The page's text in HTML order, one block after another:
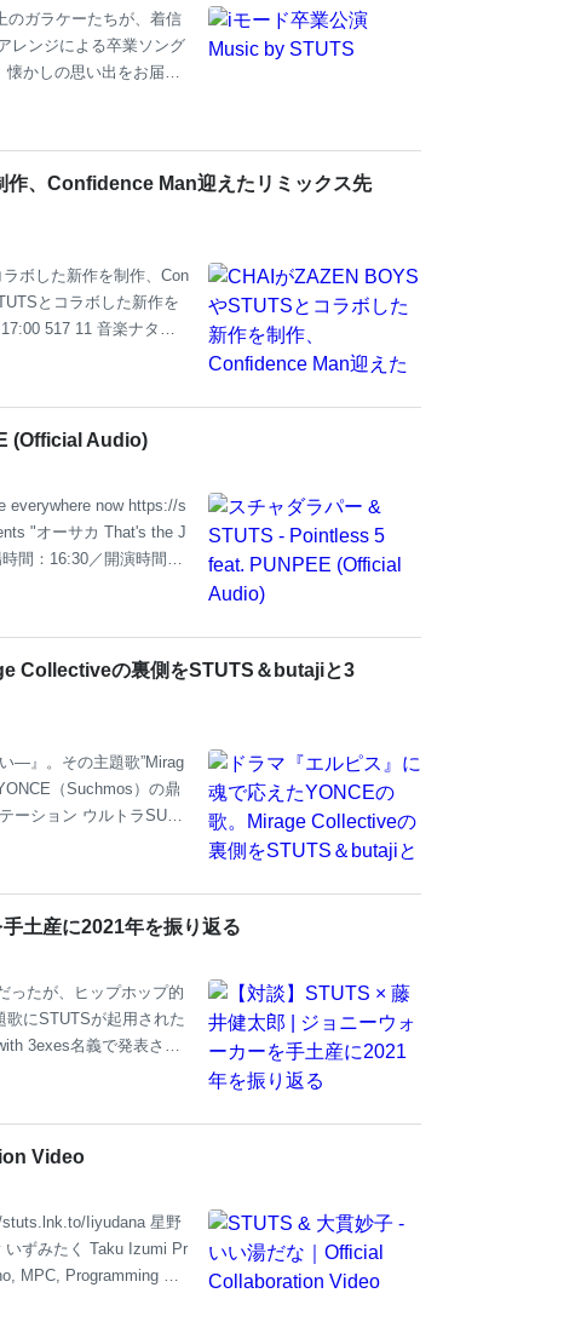
のガラケーたちが、着信
レンジによる卒業ソング
かしの思い出をお届け
、Confidence Man迎えたリミックス先
ボした新作を制作、Con
とコラボした新作を
517 11 音楽ナタリ
(Official Audio)
everywhere now https://s
"オーサカ That's the J
間：16:30／開演時間：
Collectiveの裏側をSTUTS＆butajiと3
—』。その主題歌”Mirag
（Suchmos）の鼎
ーション ウルトラSUPE
ェクトの実態に迫った。
以下、エルピス）にすっ
るのは近年、実力派俳
土産に2021年を振り返る
ったが、ヒップホップ的
歌にSTUTSが起用された
3exes名義で発表され
しかも事前情報がほぼな
ないとわからな
がプライムタイムのド
Video
Iiyudana 星野
ずみたく Taku Izumi Pr
MPC, Programming &
from "いい湯だな" by